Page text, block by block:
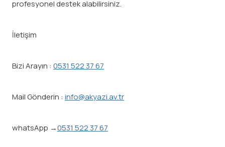
profesyonel destek alabilirsiniz.
İletişim
Bizi Arayın : 0531 522 37 67
Mail Gönderin : info@akyazi.av.tr
whatsApp →0531 522 37 67